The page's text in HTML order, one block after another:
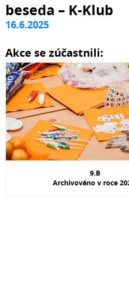
beseda – K-Klub
16.6.2025
Akce se zúčastnili:
9.B
Archivováno v roce